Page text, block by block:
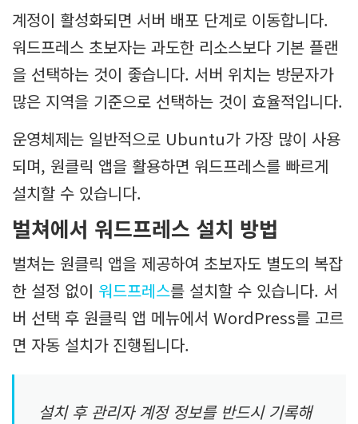
계정이 활성화되면 서버 배포 단계로 이동합니다.
워드프레스 초보자는 과도한 리소스보다 기본 플랜
을 선택하는 것이 좋습니다. 서버 위치는 방문자가
많은 지역을 기준으로 선택하는 것이 효율적입니다.
운영체제는 일반적으로 Ubuntu가 가장 많이 사용
되며, 원클릭 앱을 활용하면 워드프레스를 빠르게
설치할 수 있습니다.
벌쳐에서 워드프레스 설치 방법
벌쳐는 원클릭 앱을 제공하여 초보자도 별도의 복잡
한 설정 없이 워드프레스를 설치할 수 있습니다. 서
버 선택 후 원클릭 앱 메뉴에서 WordPress를 고르
면 자동 설치가 진행됩니다.
설치 후 관리자 계정 정보를 반드시 기록해